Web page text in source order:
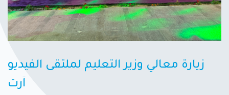
زيارة معالي وزير التعليم لملتقى الفيديو
آرت